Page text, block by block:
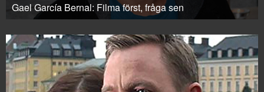
Gael García Bernal: Filma först, fråga sen